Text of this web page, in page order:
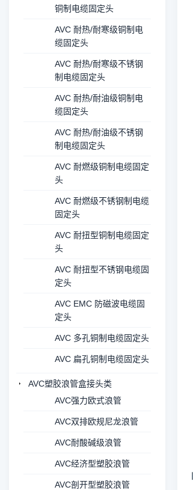
铜制电缆固定头
AVC 耐热/耐寒级铜制电
缆固定头
AVC 耐热/耐寒级不锈钢
制电缆固定头
AVC 耐热/耐油级铜制电
缆固定头
AVC 耐热/耐油级不锈钢
制电缆固定头
AVC 耐燃级铜制电缆固定
头
AVC 耐燃级不锈钢制电缆
固定头
AVC 耐扭型铜制电缆固定
头
AVC 耐扭型不锈钢电缆固
定头
AVC EMC 防磁波电缆固
定头
AVC 多孔铜制电缆固定头
AVC 扁孔铜制电缆固定头
AVC塑胶浪管盒接头类
AVC强力欧式浪管
AVC双排欧规尼龙浪管
AVC耐酸碱级浪管
AVC经济型塑胶浪管
AVC剖开型塑胶浪管